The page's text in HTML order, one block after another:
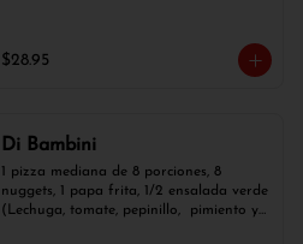
$28.95
Di Bambini
1 pizza mediana de 8 porciones, 8
nuggets, 1 papa frita, 1/2 ensalada verde
(Lechuga, tomate, pepinillo,  pimiento y